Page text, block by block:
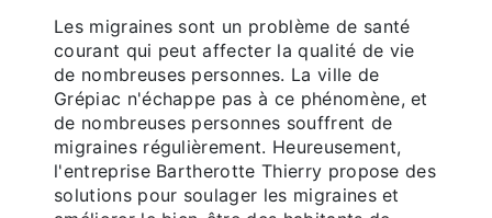
Les migraines sont un problème de santé
courant qui peut affecter la qualité de vie
de nombreuses personnes. La ville de
Grépiac n'échappe pas à ce phénomène, et
de nombreuses personnes souffrent de
migraines régulièrement. Heureusement,
l'entreprise Bartherotte Thierry propose des
solutions pour soulager les migraines et